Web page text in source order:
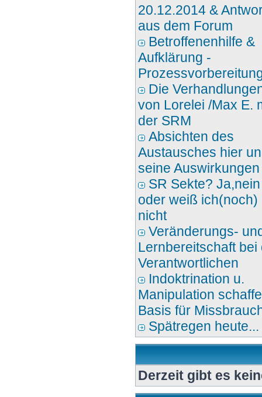
20.12.2014 &
aus dem Forum
Betroffenenhilfe &
Aufklärung -
Die
von Lorelei /Max E.
der SRM
Absichten des
Austausches hier
seine Auswirkungen
SR Sekte? Ja,nein
oder weiß ich(noch)
nicht
Veränderungs-
Lernbereitschaft bei
Verantwortlichen
Indoktrination u.
Manipulation
Basis für
Spätregen heute...
Derzeit gibt es